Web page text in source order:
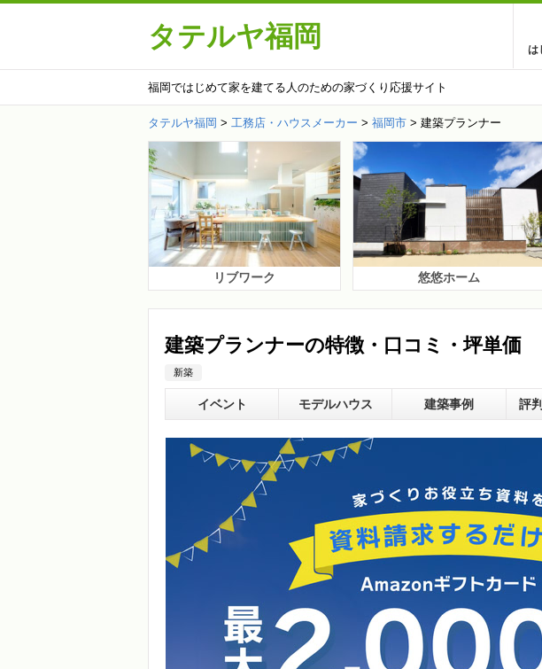
タテルヤ福岡 は
福岡ではじめて家を建てる人のための家づくり応援サイト
タテルヤ福岡 > 工務店・ハウスメーカー > 福岡市 > 建築プランナー
リブワーク 悠悠ホーム
建築プランナーの特徴・口コミ・坪単価
新築
イベント モデルハウス 建築事例 評